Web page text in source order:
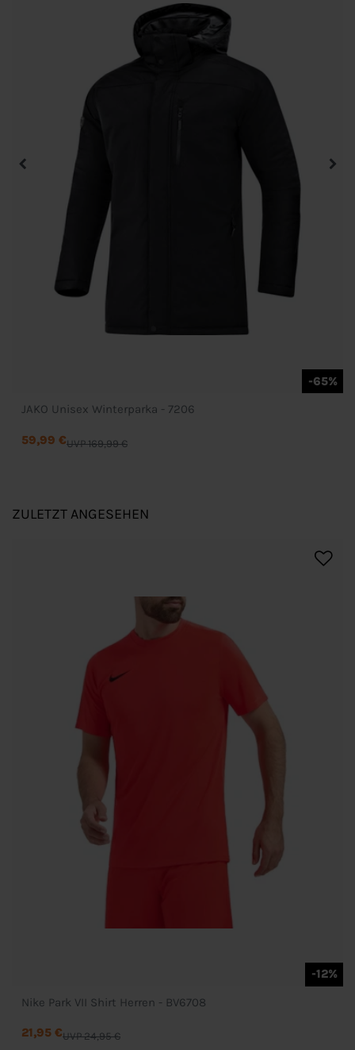
-65%
JAKO Unisex Winterparka - 7206
UVP 169,99 €
59,99 €
ZULETZT ANGESEHEN
-12%
Nike Park VII Shirt Herren - BV6708
UVP 24,95 €
21,95 €